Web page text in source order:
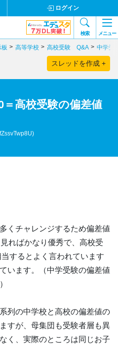
ログイン
検索 メニュー
板 高等学校 高校受験 Q&A 中学受
スレッドを作成 +
高校受験の偏差値
くチャレンジするため偏差値
ればかなり優秀で、高校受
するとよく言われています
います。（中学受験の偏差値
列の中学校と高校の偏差値の
すが、母集団も受験者層も異
く、実際のところは同じお子